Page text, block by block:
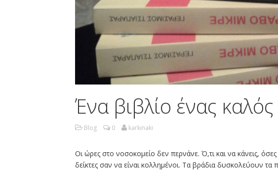
Ένα βιβλίο ένας
Blog 0 karkinaki
Οι ώρες στο νοσοκομείο δεν περνάνε. Ό,τι και να κάνεις,
δείκτες σαν να είναι κολλημένοι. Τα βράδια δυσκολεύουν